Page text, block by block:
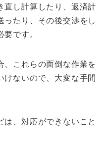
直し計算したり、返済計
ったり、その後交渉をし
です。
、これらの面倒な作業を
けないので、大変な手間
は、対応ができないこと